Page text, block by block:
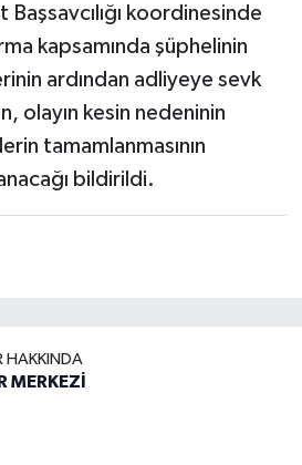
koordinesinde
kapsamında şüphelinin
ardından adliyeye sevk
olayın kesin nedeninin
tamamlanmasının
bildirildi.
HAKKINDA
MERKEZİ